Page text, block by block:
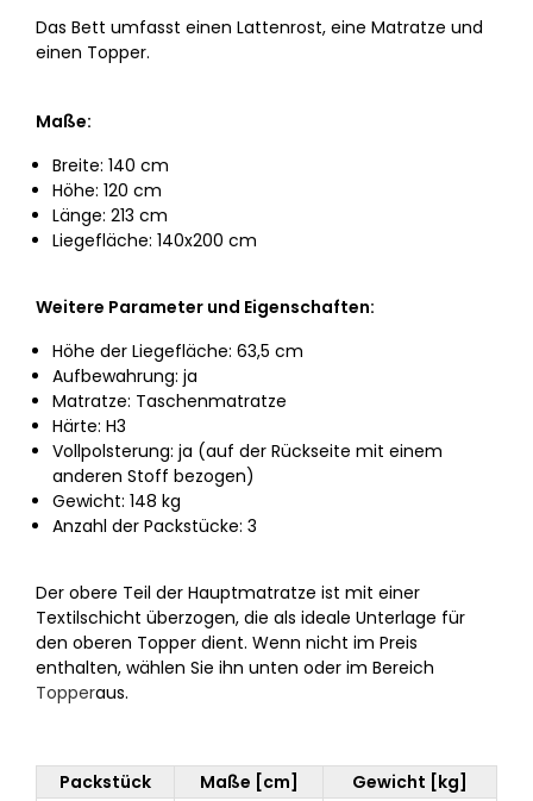
Das Bett umfasst einen Lattenrost, eine Matratze und
einen Topper.
Maße:
Breite: 140 cm
Höhe: 120 cm
Länge: 213 cm
Liegefläche: 140x200 cm
Weitere Parameter und Eigenschaften:
Höhe der Liegefläche: 63,5 cm
Aufbewahrung: ja
Matratze: Taschenmatratze
Härte: H3
Vollpolsterung: ja (auf der Rückseite mit einem
anderen Stoff bezogen)
Gewicht: 148 kg
Anzahl der Packstücke: 3
Der obere Teil der Hauptmatratze ist mit einer
Textilschicht überzogen, die als ideale Unterlage für
den oberen Topper dient. Wenn nicht im Preis
enthalten, wählen Sie ihn unten oder im Bereich
Topperaus.
Packstück Maße [cm]
Gewicht [kg]